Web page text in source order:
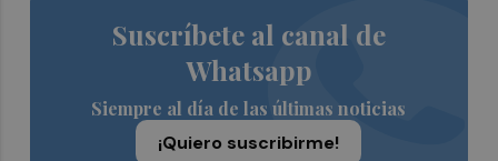
Suscríbete al canal de
Whatsapp
Siempre al día de las últimas noticias
¡Quiero suscribirme!